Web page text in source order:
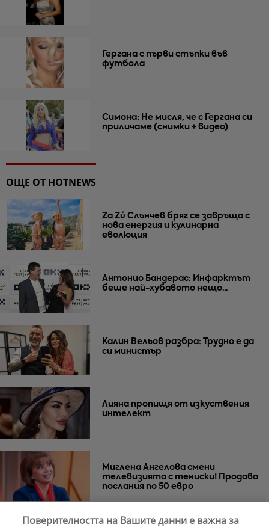
Гергана с първи стъпки във
футбола
Симона: Не мисля, че с Гергана си
приличаме (снимки + видео)
ОЩЕ ОТ HOTNEWS
Za Zú Слънчев бряг се завръща с
нова енергия и кулинарна
еволюция
Антонио Бандерас: Инфарктът
беше най-хубавото нещо...
Калин Вельов разбра: Трудно е да
си министър
Лияна пропищя от изкуствения
интелект
Миглена Ангелова смени
телевизията с тениски! Продава
послания по 50 евро
Поверителността на Вашите данни е важна за